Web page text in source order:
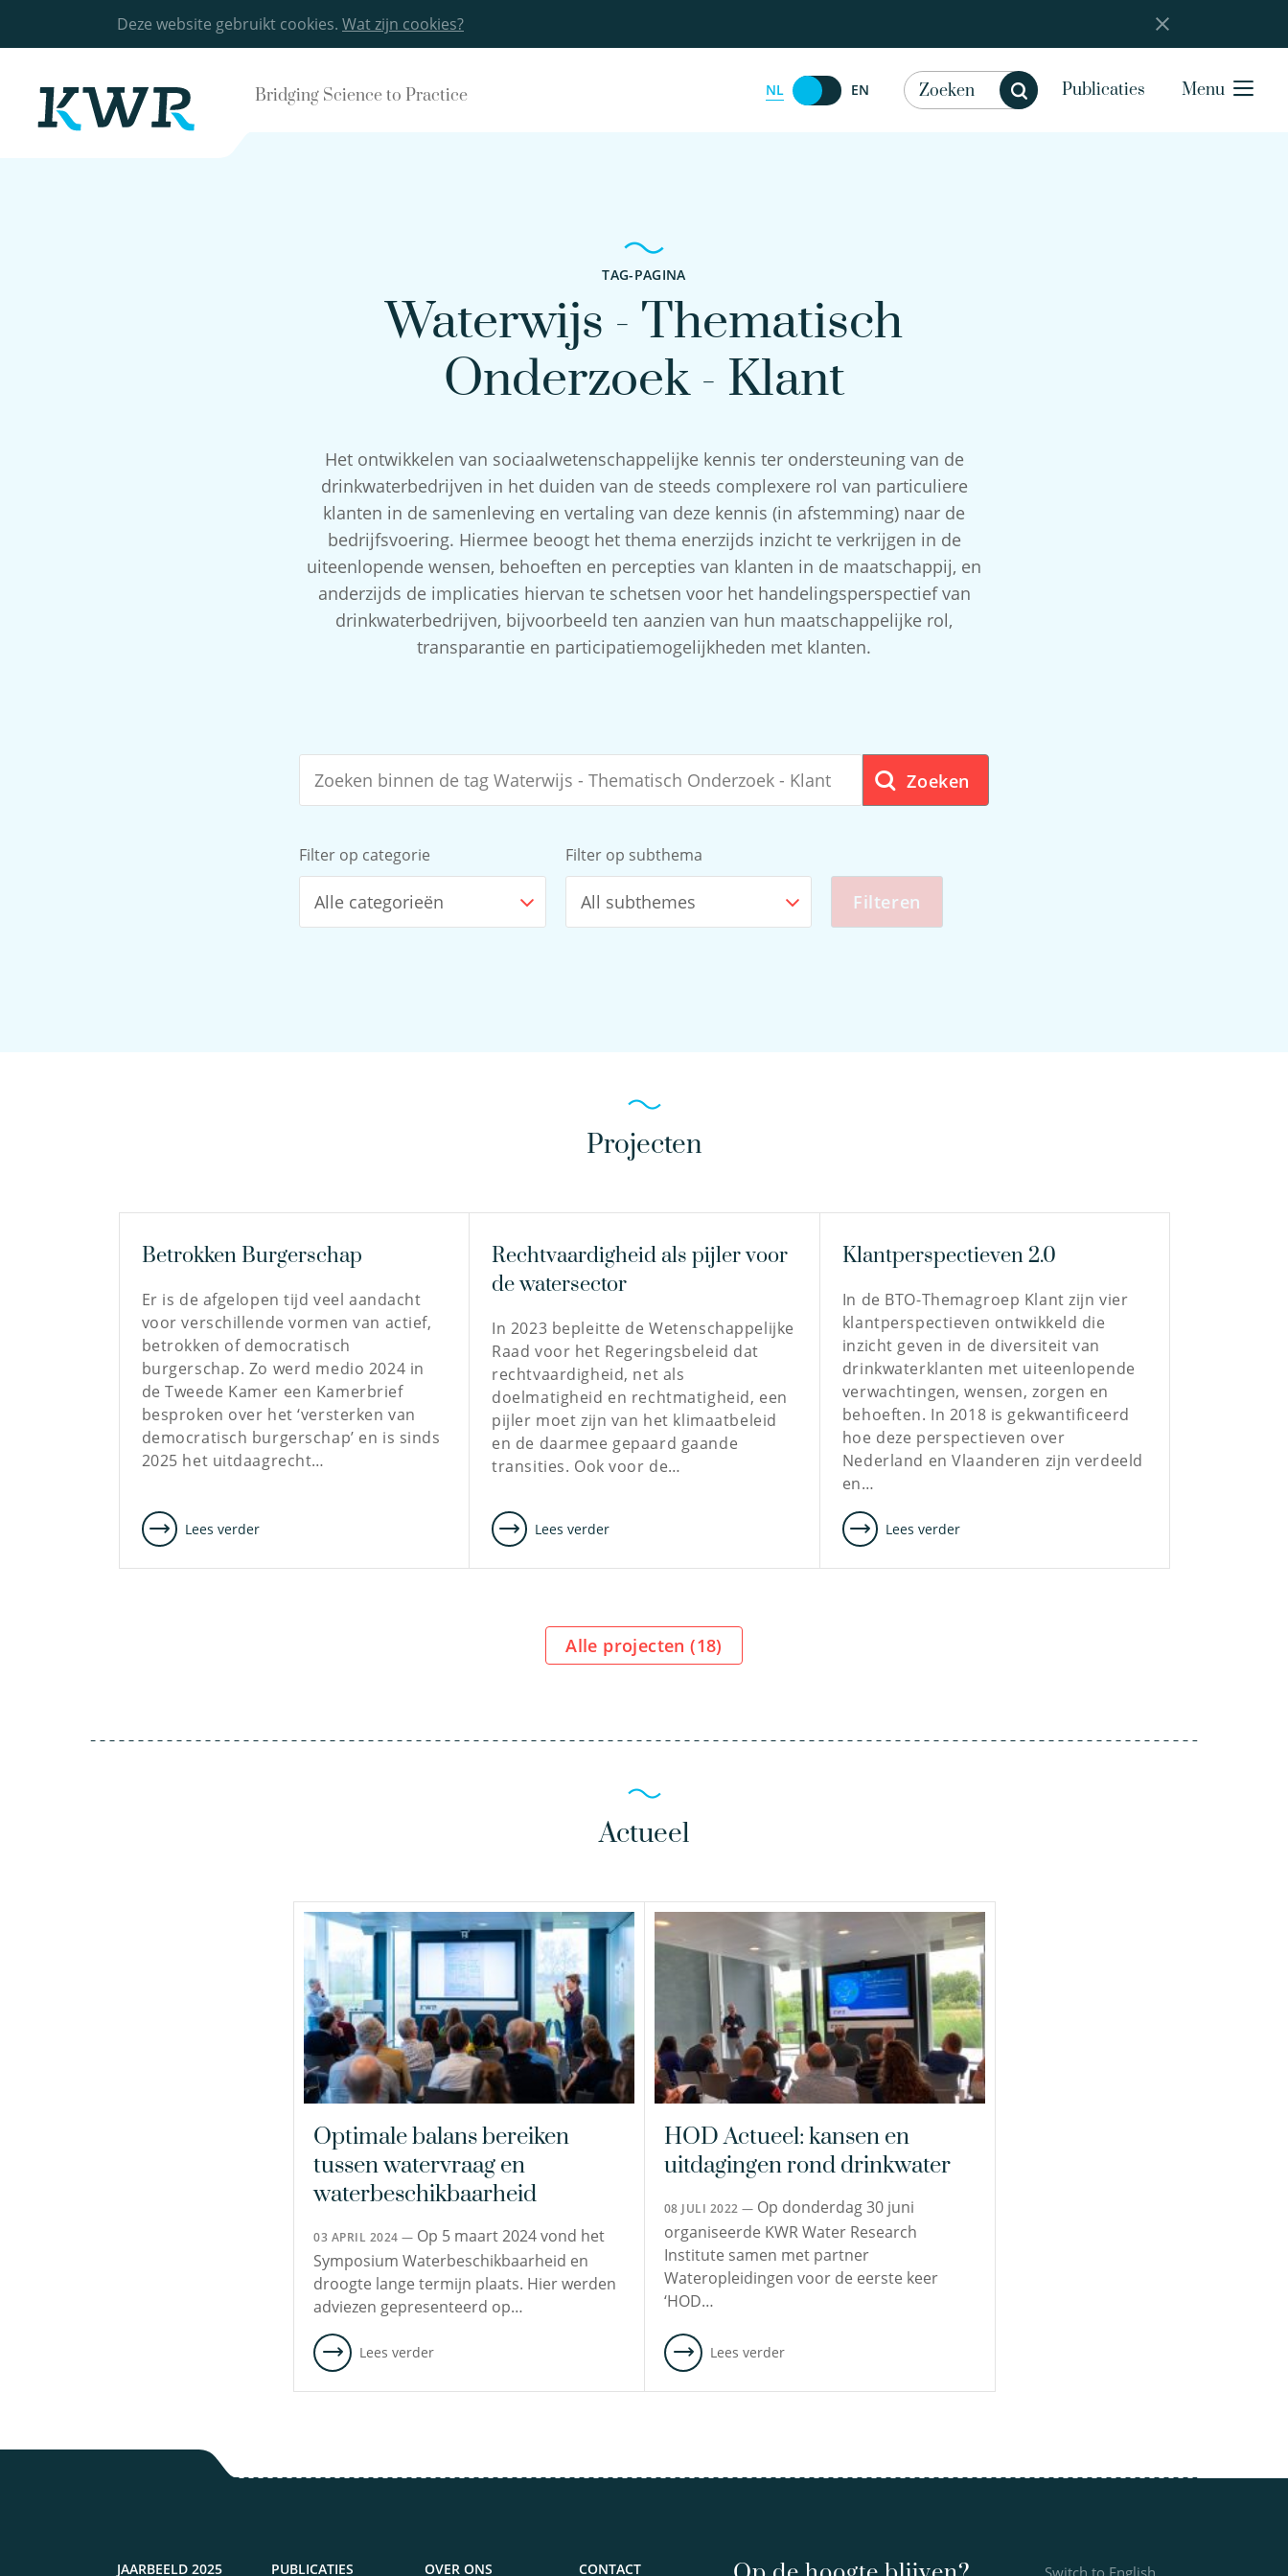
Deze website gebruikt cookies. Wat zijn cookies?
Bridging Science to Practice NL EN Publicaties Menu
TAG-PAGINA
Waterwijs - Thematisch
Onderzoek - Klant
Het ontwikkelen van sociaalwetenschappelijke kennis ter ondersteuning van de
drinkwaterbedrijven in het duiden van de steeds complexere rol van particuliere
klanten in de samenleving en vertaling van deze kennis (in afstemming) naar de
bedrijfsvoering. Hiermee beoogt het thema enerzijds inzicht te verkrijgen in de
uiteenlopende wensen, behoeften en percepties van klanten in de maatschappij, en
anderzijds de implicaties hiervan te schetsen voor het handelingsperspectief van
drinkwaterbedrijven, bijvoorbeeld ten aanzien van hun maatschappelijke rol,
transparantie en participatiemogelijkheden met klanten.
Zoeken
Filter op categorie
Alle categorieën
Filter op subthema
All subthemes Filteren
Projecten
Betrokken Burgerschap
Er is de afgelopen tijd veel aandacht
voor verschillende vormen van actief,
betrokken of democratisch
burgerschap. Zo werd medio 2024 in
de Tweede Kamer een Kamerbrief
besproken over het ‘versterken van
democratisch burgerschap’ en is sinds
2025 het uitdaagrecht…
Lees verder
Rechtvaardigheid als pijler voor
de watersector
In 2023 bepleitte de Wetenschappelijke
Raad voor het Regeringsbeleid dat
rechtvaardigheid, net als
doelmatigheid en rechtmatigheid, een
pijler moet zijn van het klimaatbeleid
en de daarmee gepaard gaande
transities. Ook voor de…
Lees verder
Klantperspectieven 2.0
In de BTO-Themagroep Klant zijn vier
klantperspectieven ontwikkeld die
inzicht geven in de diversiteit van
drinkwaterklanten met uiteenlopende
verwachtingen, wensen, zorgen en
behoeften. In 2018 is gekwantificeerd
hoe deze perspectieven over
Nederland en Vlaanderen zijn verdeeld
en…
Lees verder
Alle projecten (18)
Actueel
Optimale balans bereiken
tussen watervraag en
waterbeschikbaarheid
03 APRIL 2024 — Op 5 maart 2024 vond het
Symposium Waterbeschikbaarheid en
droogte lange termijn plaats. Hier werden
adviezen gepresenteerd op…
Lees verder
HOD Actueel: kansen en
uitdagingen rond drinkwater
08 JULI 2022 — Op donderdag 30 juni
organiseerde KWR Water Research
Institute samen met partner
Wateropleidingen voor de eerste keer
‘HOD…
Lees verder
JAARBEELD 2025 PUBLICATIES OVER ONS CONTACT Switch to English